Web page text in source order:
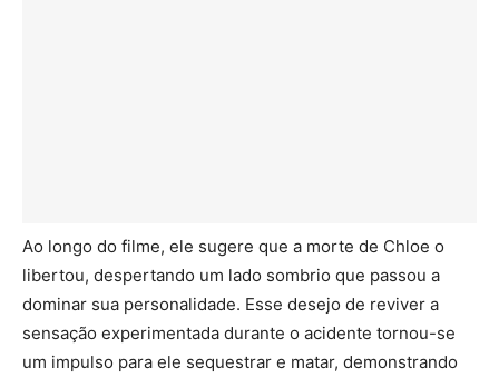
Ao longo do filme, ele sugere que a morte de Chloe o
libertou, despertando um lado sombrio que passou a
dominar sua personalidade. Esse desejo de reviver a
sensação experimentada durante o acidente tornou-se
um impulso para ele sequestrar e matar, demonstrando